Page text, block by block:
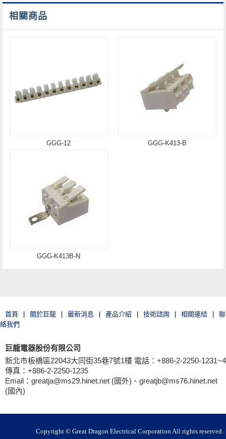
相關商品
GGG-12 GGG-K413-B
GGG-K413B-N
首頁 關於巨龍 最新消息 產品介紹 技術諮詢 相關連結
聯
絡我們
巨龍電器股份有限公司
新北市板橋區22043大同街35巷7號1樓 電話：+886-2-2250-1231~4
傳真：+886-2-2250-1235
Email：greatja@ms29.hinet.net (國外)、greatjb@ms76.hinet.net
(國內)
Copyright © Great Dragon Electrical Corporation All rights reserved.